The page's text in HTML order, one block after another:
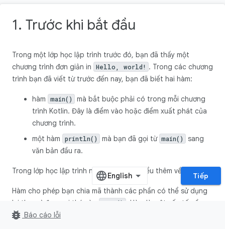
1. Trước khi bắt đầu
Trong một lớp học lập trình trước đó, bạn đã thấy một
chương trình đơn giản in
Hello, world! . Trong các chương
trình bạn đã viết từ trước đến nay, bạn đã biết hai hàm:
hàm main()
mà bắt buộc phải có trong mỗi chương
trình Kotlin. Đây là điểm vào hoặc điểm xuất phát của
chương trình.
một hàm
println() mà bạn đã gọi từ main()
sang
văn bản đầu ra.
Trong lớp học lập trình này, bạn sẽ tìm hiểu thêm về hàm.
Hàm cho phép bạn chia mã thành các phần có thể sử dụng
lại thay vì đưa mọi thứ vào
main() . Hàm là một yếu tố nền
móng cần thiết để tạo dựng các ứng dụng Android và việc
Tiếp
bug_report Báo cáo lỗi